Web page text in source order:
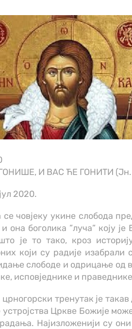
И ВАС ЋЕ ГОНИТИ (Јн.
2020.
се човјеку укине слобода
и она боголика ”луча” коју
је то тако, кроз
који су радије
слободе и одрицање од
исповједнике и
тренутак је
Цркве Божије
Најизложенији су